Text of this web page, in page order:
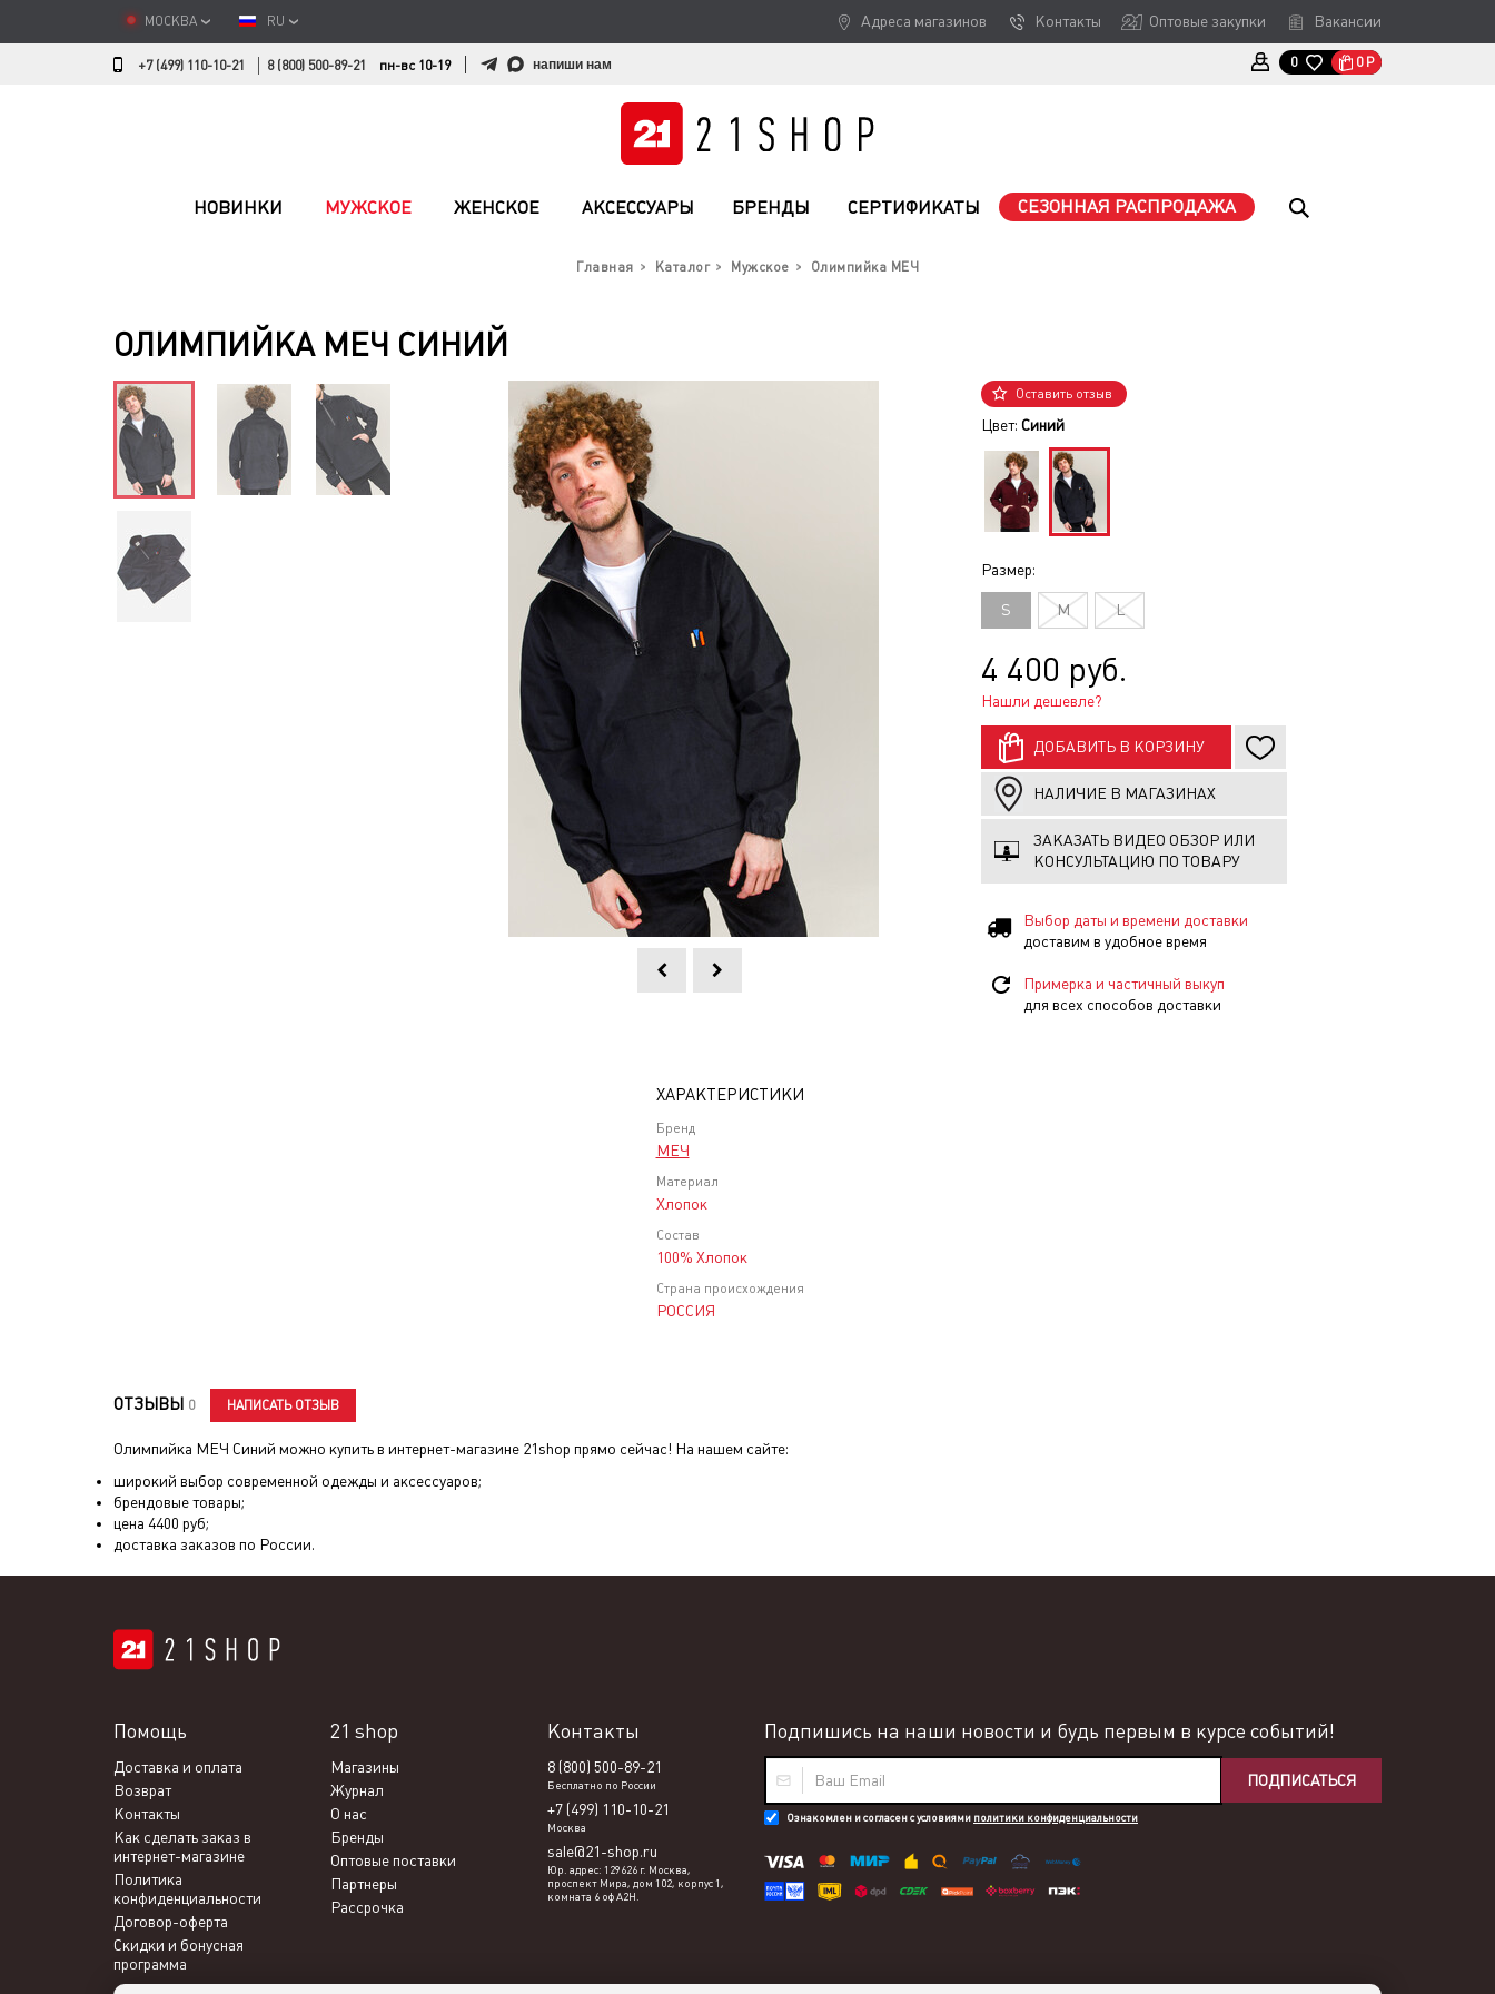
МОСКВА RU Адреса магазинов Контакты Оптовые закупки Вакансии
+7 (499) 110-10-21 8 (800) 500-89-21 пн-вс 10-19 напиши нам 0 0 Р
НОВИНКИ МУЖСКОЕ ЖЕНСКОЕ АКСЕССУАРЫ БРЕНДЫ СЕРТИФИКАТЫ СЕЗОННАЯ РАСПРОДАЖА
Главная Каталог Мужское Олимпийка МЕЧ
ОЛИМПИЙКА МЕЧ СИНИЙ
Оставить отзыв
Цвет: Синий
Размер:
S M L
4 400 руб.
Нашли дешевле?
ДОБАВИТЬ В КОРЗИНУ
НАЛИЧИЕ В МАГАЗИНАХ
ЗАКАЗАТЬ ВИДЕО ОБЗОР ИЛИ
КОНСУЛЬТАЦИЮ ПО ТОВАРУ
Выбор даты и времени доставки
доставим в удобное время
Примерка и частичный выкуп
для всех способов доставки
ХАРАКТЕРИСТИКИ
Бренд
МЕЧ
Материал
Хлопок
Состав
100% Хлопок
Страна происхождения
РОССИЯ
ОТЗЫВЫ 0 НАПИСАТЬ ОТЗЫВ
Олимпийка МЕЧ Синий можно купить в интернет-магазине 21shop прямо сейчас! На нашем сайте:
широкий выбор современной одежды и аксессуаров;
брендовые товары;
цена 4400 руб;
доставка заказов по России.
Подпишись на наши новости и будь первым в курсе событий!
ПОДПИСАТЬСЯ
Ознакомлен и согласен с условиями политики конфиденциальности
21 shop
Магазины
Журнал
О нас
Бренды
Оптовые поставки
Партнеры
Рассрочка
Помощь
Доставка и оплата
Возврат
Контакты
Как сделать заказ в
интернет-магазине
Политика
конфиденциальности
Договор-оферта
Скидки и бонусная
программа
Контакты
8 (800) 500-89-21
Бесплатно по России
+7 (499) 110-10-21
Москва
sale@21-shop.ru
Юр. адрес: 129626 г. Москва,
проспект Мира, дом 102, корпус 1,
комната 6 оф А2Н.